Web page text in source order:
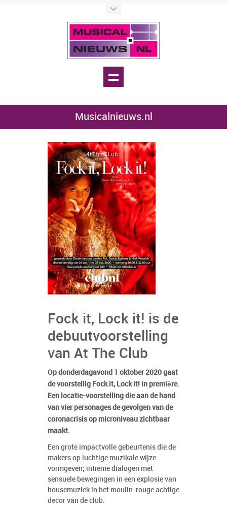
Musicalnieuws.nl
Fock it, Lock it! is de
debuutvoorstelling
van At The Club
Op donderdagavond 1 oktober 2020 gaat
de voorstellig Fock it, Lock it! in première.
Een locatie-voorstelling die aan de hand
van vier personages de gevolgen van de
coronacrisis op microniveau zichtbaar
maakt.
Een grote impactvolle gebeurtenis die de
makers op luchtige muzikale wijze
vormgeven; intieme dialogen met
sensuele bewegingen in een explosie van
housemuziek in het moulin-rouge achtige
decor van de club.